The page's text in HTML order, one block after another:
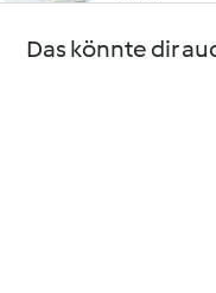
Das könnte dir